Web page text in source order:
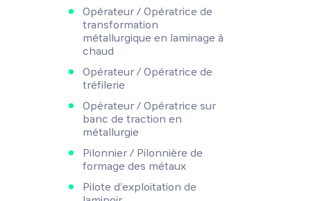
Opérateur / Opératrice de
transformation
métallurgique en laminage à
chaud
Opérateur / Opératrice de
tréfilerie
Opérateur / Opératrice sur
banc de traction en
métallurgie
Pilonnier / Pilonnière de
formage des métaux
Pilote d'exploitation de